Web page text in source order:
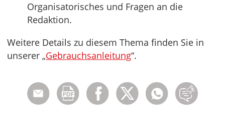
Organisatorisches und Fragen an die
Redaktion.
Weitere Details zu diesem Thema finden Sie in
unserer „Gebrauchsanleitung“.